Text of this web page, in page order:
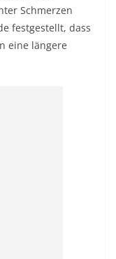
Schmerzen
festgestellt, dass
eine längere